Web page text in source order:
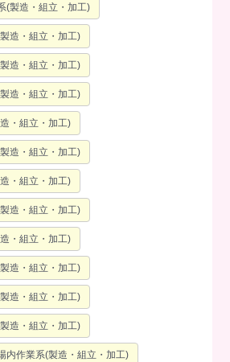
(製造・組立・加工)
造・組立・加工)
造・組立・加工)
造・組立・加工)
・組立・加工)
造・組立・加工)
・組立・加工)
造・組立・加工)
・組立・加工)
造・組立・加工)
造・組立・加工)
造・組立・加工)
内作業系(製造・組立・加工)